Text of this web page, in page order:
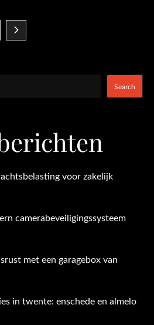
Search
voor zakelijk
camerabeveiligingssysteem
met een garagebox van
in twente: enschede en almelo